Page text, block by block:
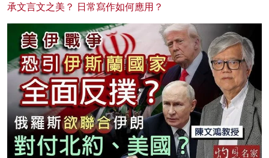
承文言文之美？ 日常寫作如何應用？